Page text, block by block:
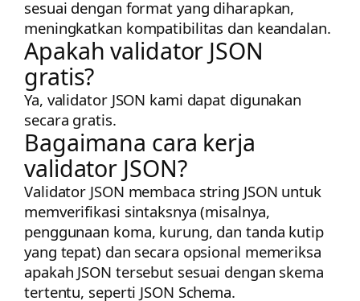
sesuai dengan format yang diharapkan,
meningkatkan kompatibilitas dan keandalan.
Apakah validator JSON
gratis?
Ya, validator JSON kami dapat digunakan
secara gratis.
Bagaimana cara kerja
validator JSON?
Validator JSON membaca string JSON untuk
memverifikasi sintaksnya (misalnya,
penggunaan koma, kurung, dan tanda kutip
yang tepat) dan secara opsional memeriksa
apakah JSON tersebut sesuai dengan skema
tertentu, seperti JSON Schema.